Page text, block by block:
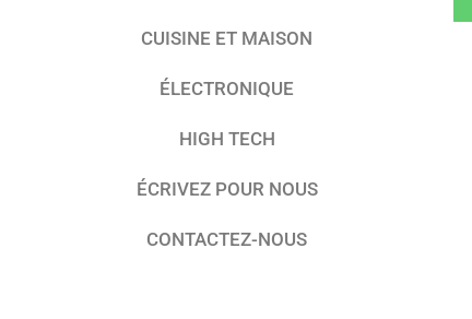
CUISINE ET MAISON
ÉLECTRONIQUE
HIGH TECH
ÉCRIVEZ POUR NOUS
CONTACTEZ-NOUS